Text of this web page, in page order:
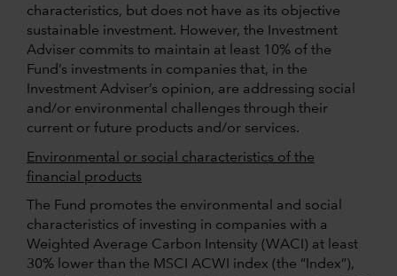
characteristics, but does not have as its objective
sustainable investment. However, the Investment
Adviser commits to maintain at least 10% of the
Fund’s investments in companies that, in the
Investment Adviser’s opinion, are addressing social
and/or environmental challenges through their
current or future products and/or services.
Environmental or social characteristics of the
financial products
The Fund promotes the environmental and social
characteristics of investing in companies with a
Weighted Average Carbon Intensity (WACI) at least
30% lower than the MSCI ACWI index (the “Index”),